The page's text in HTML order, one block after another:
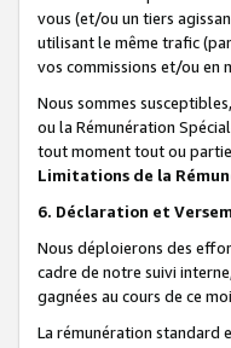
vous (et/ou un tiers
utilisant le même trafic
vos commissions et/ou en
Nous sommes
ou la Rémunération
tout moment tout ou
Limitations de la
6. Déclaration et
Nous déploierons des
cadre de notre suivi
gagnées au cours de ce
La rémunération standard